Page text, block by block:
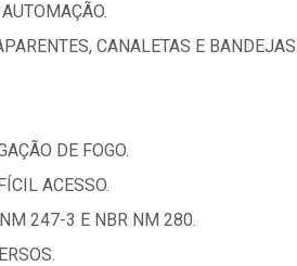
CANALETAS E
DE FOGO.
ACESSO.
247-3 E NBR NM 280.